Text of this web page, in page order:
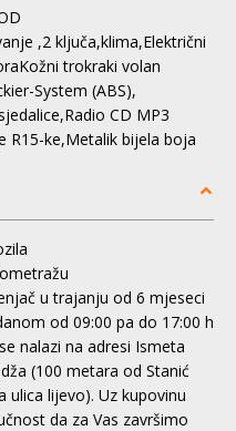
,2 ključa,klima,Električni
trokraki volan
System (ABS),
CD MP3
ke,Metalik bijela boja
u trajanju od 6 mjeseci
od 09:00 pa do 17:00 h
nalazi na adresi Ismeta
(100 metara od Stanić
ulica lijevo). Uz kupovinu
da za Vas završimo